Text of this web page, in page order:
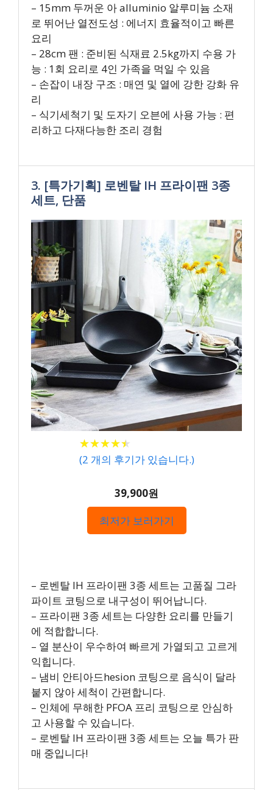
– 15mm 두꺼운 아 alluminio 알루미늄 소재
로 뛰어난 열전도성 : 에너지 효율적이고 빠른
요리
– 28cm 팬 : 준비된 식재료 2.5kg까지 수용 가
능 : 1회 요리로 4인 가족을 먹일 수 있음
– 손잡이 내장 구조 : 매연 및 열에 강한 강화 유
리
– 식기세척기 및 도자기 오븐에 사용 가능 : 편
리하고 다재다능한 조리 경험
3. [특가기획] 로벤탈 IH 프라이팬 3종
세트, 단품
★★★★★
★★★★★
(2 개의 후기가 있습니다.)
39,900원
최저가 보러가기
– 로벤탈 IH 프라이팬 3종 세트는 고품질 그라
파이트 코팅으로 내구성이 뛰어납니다.
– 프라이팬 3종 세트는 다양한 요리를 만들기
에 적합합니다.
– 열 분산이 우수하여 빠르게 가열되고 고르게
익힙니다.
– 냄비 안티아드hesion 코팅으로 음식이 달라
붙지 않아 세척이 간편합니다.
– 인체에 무해한 PFOA 프리 코팅으로 안심하
고 사용할 수 있습니다.
– 로벤탈 IH 프라이팬 3종 세트는 오늘 특가 판
매 중입니다!